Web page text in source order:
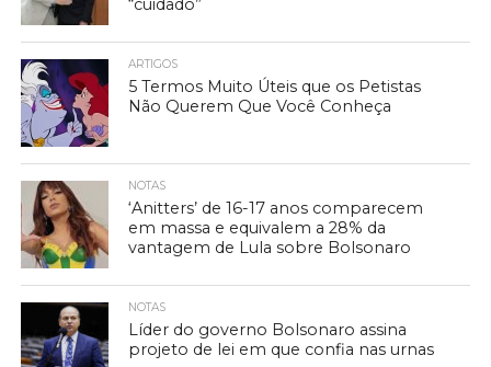
“cuidado”
ARTIGOS
5 Termos Muito Úteis que os Petistas
Não Querem Que Você Conheça
NOTAS
‘Anitters’ de 16-17 anos comparecem
em massa e equivalem a 28% da
vantagem de Lula sobre Bolsonaro
NOTAS
Líder do governo Bolsonaro assina
projeto de lei em que confia nas urnas